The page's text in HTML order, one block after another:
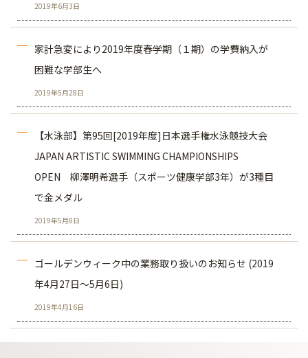
2019年6月3日
家計急変により2019年度春学期（１期）の学費納入が
困難な学部生へ
2019年5月28日
【水泳部】第95回[2019年度]日本選手権水泳競技大会
JAPAN ARTISTIC SWIMMING CHAMPIONSHIPS
OPEN 柳澤明希選手（スポーツ健康学部3年）が3種目
で金メダル
2019年5月8日
ゴールデンウィーク中の業務取り扱いのお知らせ (2019
年4月27日～5月6日)
2019年4月16日